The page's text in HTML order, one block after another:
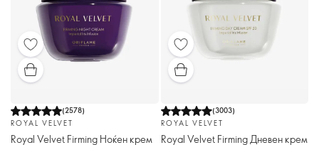
(2578)
ROYAL VELVET
Royal Velvet Firming Ноќен крем
(3003)
ROYAL VELVET
Royal Velvet Firming Дневен крем